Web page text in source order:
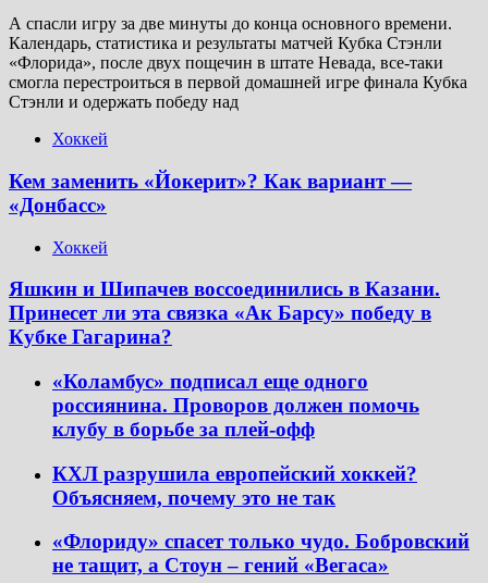
А спасли игру за две минуты до конца основного времени.
Календарь, статистика и результаты матчей Кубка Стэнли
«Флорида», после двух пощечин в штате Невада, все-таки
смогла перестроиться в первой домашней игре финала Кубка
Стэнли и одержать победу над
Хоккей
Кем заменить «Йокерит»? Как вариант —
«Донбасс»
Хоккей
Яшкин и Шипачев воссоединились в Казани.
Принесет ли эта связка «Ак Барсу» победу в
Кубке Гагарина?
«Коламбус» подписал еще одного
россиянина. Проворов должен помочь
клубу в борьбе за плей-офф
КХЛ разрушила европейский хоккей?
Объясняем, почему это не так
«Флориду» спасет только чудо. Бобровский
не тащит, а Стоун – гений «Вегаса»